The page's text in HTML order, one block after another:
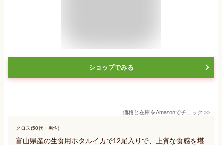
ショップでみる
価格と在庫をAmazonでチェック >>
クロス(50代・男性)
富山県産の生食用ホタルイカで12尾入りで、上質な食感を堪